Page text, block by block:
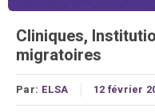
Cliniques,
migratoires
Par: ELSA 12 février